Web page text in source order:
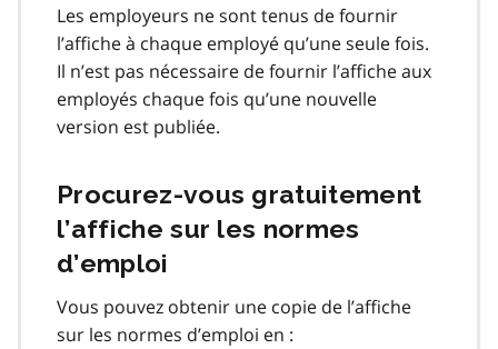
Les employeurs ne sont tenus de fournir
l’affiche à chaque employé qu’une seule fois.
Il n’est pas nécessaire de fournir l’affiche aux
employés chaque fois qu’une nouvelle
version est publiée.
Procurez-vous gratuitement
l’affiche sur les normes
d’emploi
Vous pouvez obtenir une copie de l’affiche
sur les normes d’emploi en :